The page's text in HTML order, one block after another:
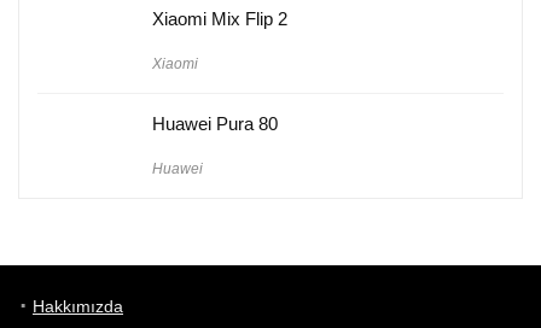
Xiaomi Mix Flip 2
Xiaomi
Huawei Pura 80
Huawei
Hakkımızda